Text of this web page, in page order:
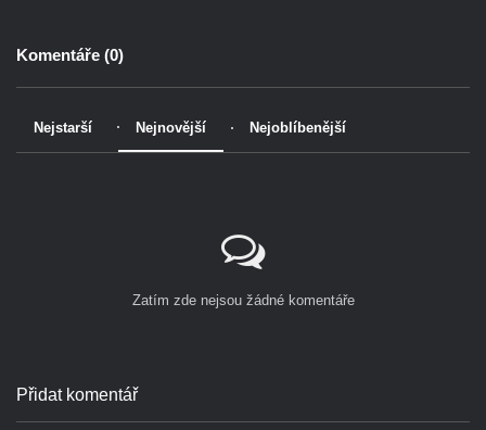
Komentáře (0)
Nejstarší Nejnovější Nejoblíbenější
Zatím zde nejsou žádné komentáře
Přidat komentář